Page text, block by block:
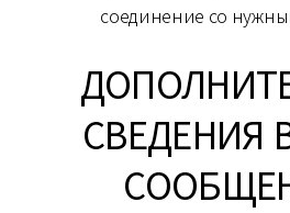
соединение со
СВЕДЕНИЯ